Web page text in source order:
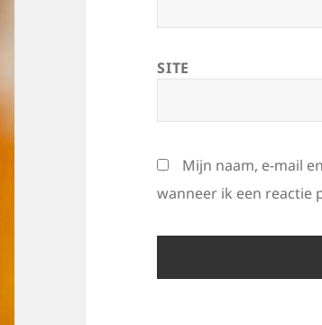
SITE
Mijn naam, e-mail
wanneer ik een reactie